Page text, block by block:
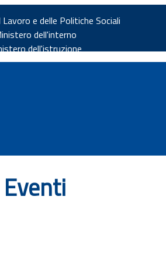
e delle Politiche Sociali
dell'interno
dell'istruzione
Eventi